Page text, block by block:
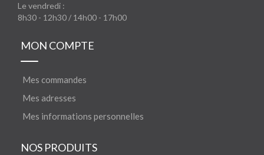
Le vendredi :
8h30 - 12h30 / 14h00 - 17h00
MON COMPTE
Mes commandes
Mes adresses
Mes informations personnelles
NOS PRODUITS